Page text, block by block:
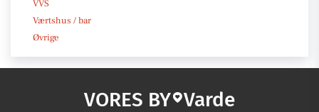
VVS
Værtshus / bar
Øvrige
VORES BY Varde